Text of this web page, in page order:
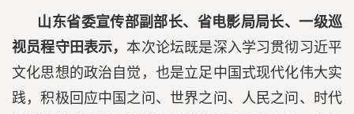
山东省委宣传部副部长、省电影局局长、一级巡
视员程守田表示， 本次论坛既是深入学习贯彻习近平
文化思想的政治自觉，也是立足中国式现代化伟大实
践，积极回应中国之问、世界之问、人民之问、时代